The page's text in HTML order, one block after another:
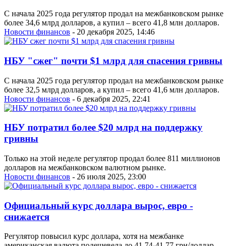
С начала 2025 года регулятор продал на межбанковском рынке
более 34,6 млрд долларов, а купил – всего 41,8 млн долларов.
Новости финансов - 20 декабря 2025, 14:46
НБУ "сжег" почти $1 млрд для спасения гривны
С начала 2025 года регулятор продал на межбанковском рынке
более 32,5 млрд долларов, а купил – всего 41,6 млн долларов.
Новости финансов - 6 декабря 2025, 22:41
НБУ потратил более $20 млрд на поддержку
гривны
Только на этой неделе регулятор продал более 811 миллионов
долларов на межбанковском валютном рынке.
Новости финансов - 26 июля 2025, 23:00
Официальный курс доллара вырос, евро -
снижается
Регулятор повысил курс доллара, хотя на межбанке